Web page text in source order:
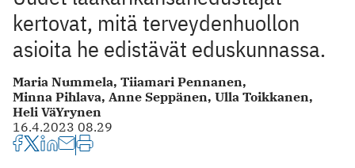
kertovat, mitä terveydenhuollon
asioita he edistävät eduskunnassa.
Maria Nummela, Tiiamari Pennanen,
Minna Pihlava, Anne Seppänen, Ulla Toikkanen,
Heli VäYrynen
16.4.2023 08.29